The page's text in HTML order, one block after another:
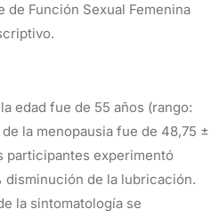
Función Sexual Femenina
edad fue de 55 años (rango:
la menopausia fue de 48,75 ±
participantes experimentó
disminución de la lubricación.
la sintomatología se